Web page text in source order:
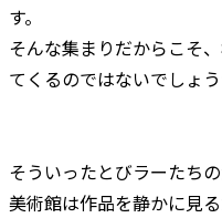
す。
そんな集まりだからこそ
てくるのではないでしょう
そういったとびラーたちの
美術館は作品を静かに見